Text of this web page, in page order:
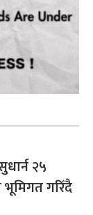
२५
भूमिगत गरिँदै